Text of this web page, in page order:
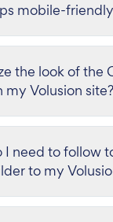
mobile-
the look of the
my Volusion site?
I need to follow
to my